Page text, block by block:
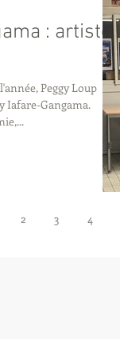
: artiste
Peggy Loup
Iafare-Gangama.
2 3 4